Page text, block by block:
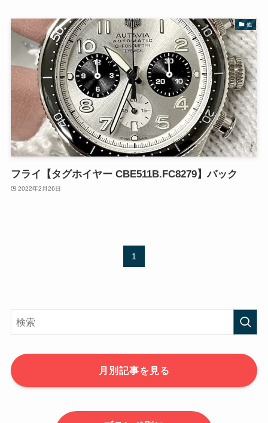
他
フライ【タグホイヤー CBE511B.FC8279】バック
2022年2月26日
1
月別記事を見る